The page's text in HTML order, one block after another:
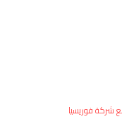
شركة فوريسيا